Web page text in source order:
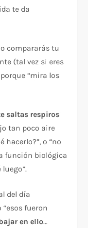
te da
compararás tu
(tal vez si eres
“mira los
saltas respiros
tan poco aire
hacerlo?”, o “no
función biológica
del día
fueron
en ello…